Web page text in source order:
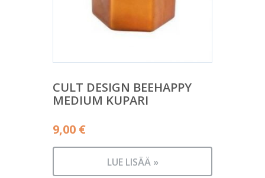
CULT DESIGN BEEHAPPY
MEDIUM KUPARI
9,00 €
LUE LISÄÄ »